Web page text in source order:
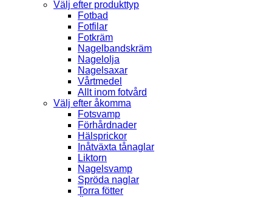
Välj efter produkttyp
Fotbad
Fotfilar
Fotkräm
Nagelbandskräm
Nagelolja
Nagelsaxar
Vårtmedel
Allt inom fotvård
Välj efter åkomma
Fotsvamp
Förhårdnader
Hälsprickor
Inåtväxta tånaglar
Liktorn
Nagelsvamp
Spröda naglar
Torra fötter